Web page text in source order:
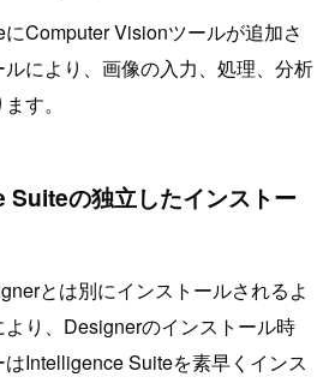
Computer Visionツールが追加さ
により、画像の入力、処理、分析
す。
の独立したインストー
とは別にインストールされるよ
り、Designerのインストール時
Intelligence Suiteを素早くインス